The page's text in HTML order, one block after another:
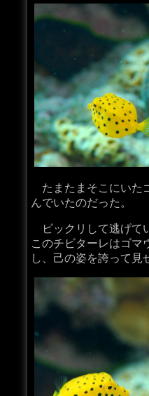
たまたまそこにいた
んでいたのだった。
ビックリして逃げて
このチビターレはゴマ
し、己の姿を誇って見